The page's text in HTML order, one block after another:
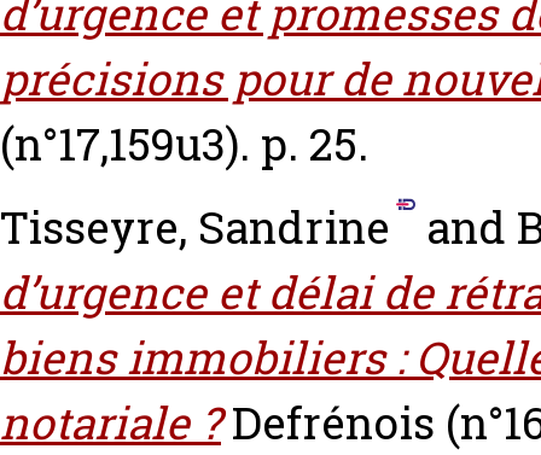
d’urgence et promesses
précisions pour de
(n°17,159u3). p. 25.
Tisseyre, Sandrine
and
d’urgence et délai de
biens immobiliers :
notariale ? Defrénois